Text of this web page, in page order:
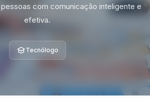
com comunicação inteligente e
efetiva.
Tecnólogo